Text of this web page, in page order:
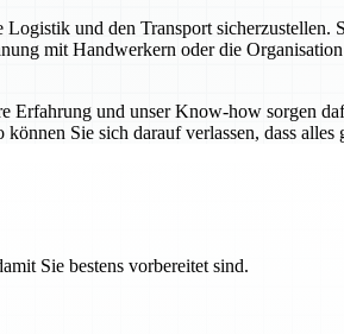
und den Transport sicherzustellen.
mit Handwerkern oder die
und unser Know-how sorgen
Sie sich darauf verlassen, dass
Sie bestens vorbereitet sind.